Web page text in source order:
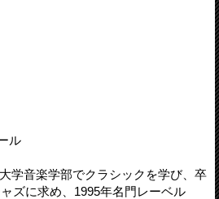
ル
学音楽学部でクラシックを学び、卒
ズに求め、1995年名門レーベル